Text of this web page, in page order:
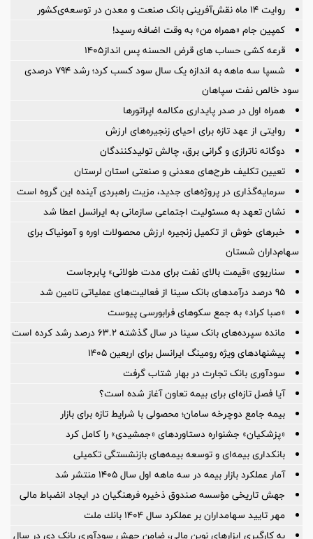
روایت ۱۴ ماه نقش‌آفرینی بانک صنعت و معدن در توسعه‌‌ی‌کشور
کمپین جام «همراه من» به وقت اضافه رسید!
قرعه کشی حساب های قرض الحسنه پس انداز1405
شسپا سه ماهه به اندازه یک سال سود کسب کرد؛ رشد ۷۹۴ درصدی
سود خالص نفت سپاهان
همراه اول در صدر پایداری مکالمه اپراتورها
روایتی از عهد تازه برای احیای زنجیره‌های ارزش
دوگانه ناترازی و گرانی برق، چالش تولیدکنندگان
تعیین تکلیف طرح‌های معدنی و صنعتی استان لرستان
سرمایه‌گذاری در پروژه‌های جدید، مزیت راهبردی آینده این گروه است
نشان تعهد به مسئولیت اجتماعی سازمانی به ایرانسل اعطا شد
خبرهای خوش از تکمیل زنجیره ارزش محصولات اوره و آمونیاک برای
سهام‌داران شستان
سناریوی «قیمت بالای نفت برای مدت طولانی» پابرجاست
95 درصد درآمدهای بانک سینا از فعالیت‌های عملیاتی تامین شد
«صبا کراد» به جمع سکوهای فرابورسی پیوست
مانده سپرده‌های بانک سینا در سال گذشته ۶۳.۲ درصد رشد کرده است
پیشنهادهای ویژه رومینگ ایرانسل برای اربعین ۱۴۰۵
سودآوری بانک تجارت در بهار شتاب گرفت
آیا فصل تازه‌ای برای بیمه تعاون آغاز شده است؟
بیمه جامع دوچرخه سامان؛ محصولی با شرایط تازه برای بازار
«پزشکیان» جشنواره دستاوردهای «جمشیدی» را کامل کرد
بانکداری بیمه‌ای و توسعه بیمه‌های بازنشستگی تکمیلی
آمار عملكرد بازار بیمه در سه ماهه اول سال 1405 منتشر شد
جهش تاریخی مؤسسه صندوق ذخیره فرهنگیان در ایجاد انضباط مالی
مهر تایید سهامداران بر عملكرد سال ۱۴۰۴ بانك ملت
به کارگیری ابزارهای نوین مالی، ضامن جهش سودآوری بانک دی در سال